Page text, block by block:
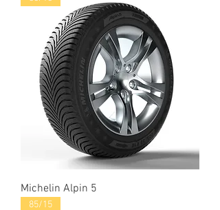
Michelin Alpin 5
85/15